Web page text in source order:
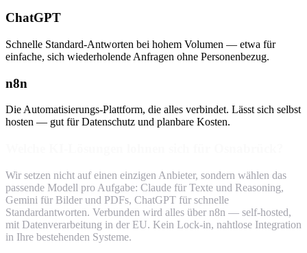
ChatGPT
Schnelle Standard-Antworten bei hohem Volumen — etwa für
einfache, sich wiederholende Anfragen ohne Personenbezug.
n8n
Die Automatisierungs-Plattform, die alles verbindet. Lässt sich selbst
hosten — gut für Datenschutz und planbare Kosten.
Wir setzen nicht auf einen einzigen Anbieter, sondern wählen das
passende Modell pro Aufgabe: Claude für Texte und Reasoning,
Gemini für Bilder und PDFs, ChatGPT für schnelle
Standardantworten. Verbunden wird alles über n8n — self-hosted,
mit Datenverarbeitung in der EU. Kein Lock-in, nahtlose Integration
in Ihre bestehenden Systeme.